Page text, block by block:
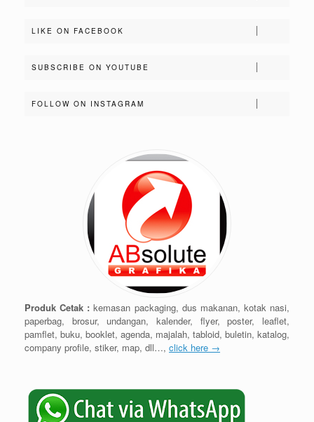
LIKE ON FACEBOOK
SUBSCRIBE ON YOUTUBE
FOLLOW ON INSTAGRAM
Produk Cetak : kemasan packaging, dus makanan, kotak nasi,
paperbag, brosur, undangan, kalender, flyer, poster, leaflet,
pamflet, buku, booklet, agenda, majalah, tabloid, buletin, katalog,
company profile, stiker, map, dll…, click here →